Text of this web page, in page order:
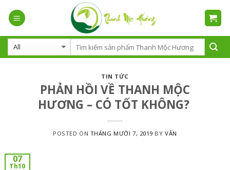
TIN TỨC
PHẢN HỒI VỀ THANH MỘC
HƯƠNG – CÓ TỐT KHÔNG?
POSTED ON THÁNG MƯỜI 7, 2019 BYVÂN
07
Th10